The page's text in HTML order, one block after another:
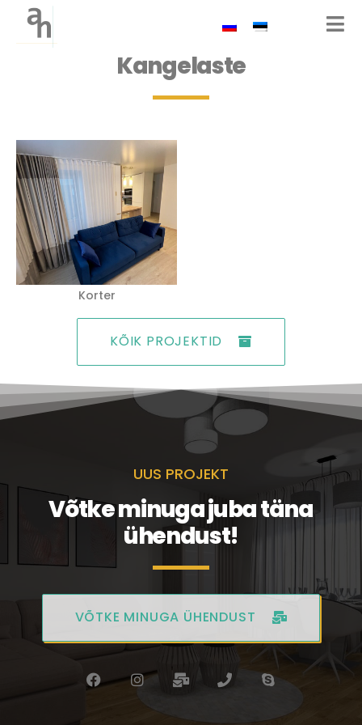
Kangelaste
Korter
KÕIK PROJEKTID
UUS PROJEKT
Võtke minuga juba täna
ühendust!
VÕTKE MINUGA ÜHENDUST